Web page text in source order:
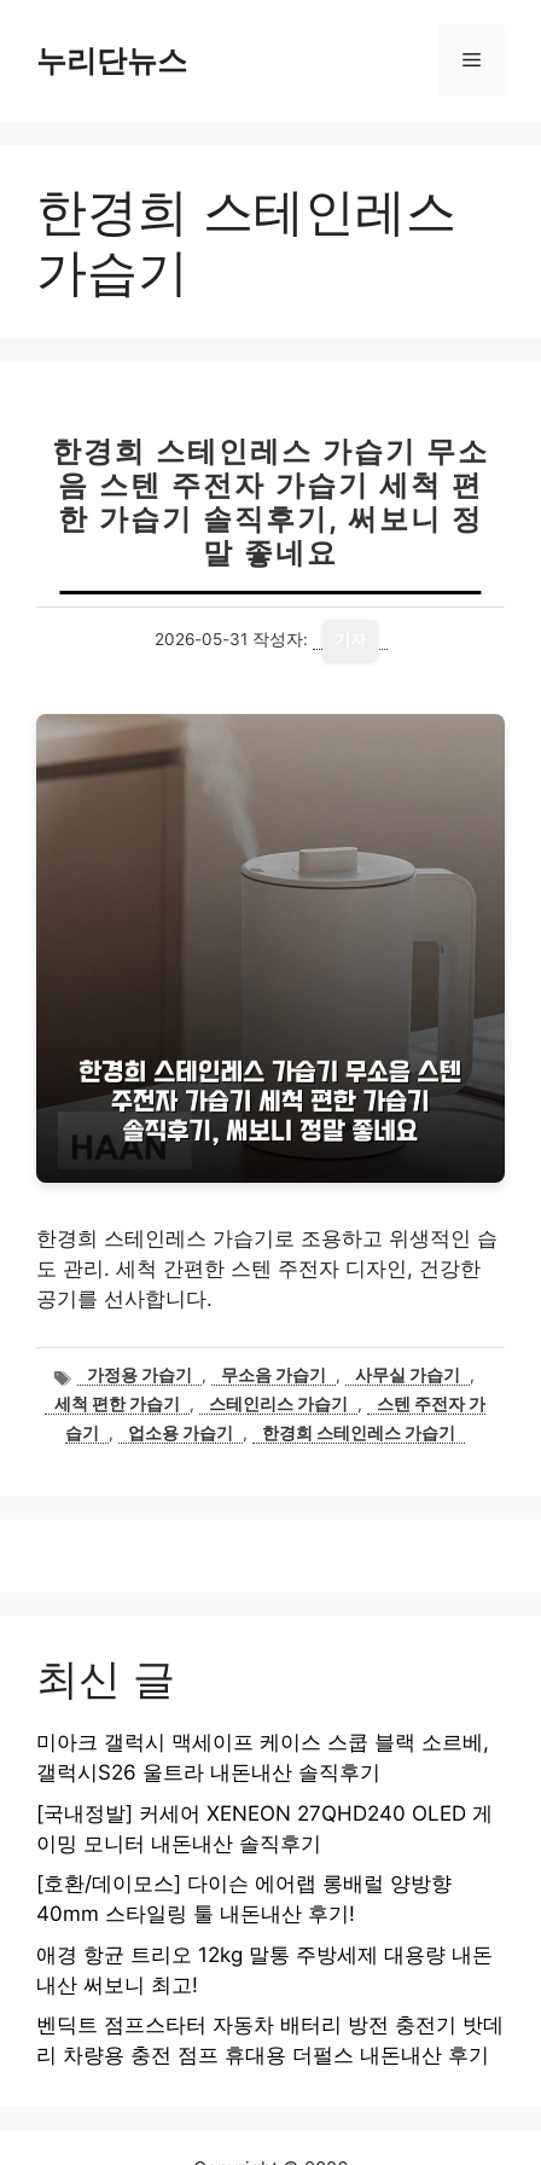
누리단뉴스 메
한경희 스테인레스
가습기
한경희 스테인레스 가습기 무소
음 스텐 주전자 가습기 세척 편
한 가습기 솔직후기, 써보니 정
말 좋네요
2026-05-31 작성자:
한경희 스테인레스 가습기로 조용하고 위생적인 습
도 관리. 세척 간편한 스텐 주전자 디자인, 건강한
공기를 선사합니다.
태
그
가정용 가습기 , 무소음 가습기 , 사무실 가습기
,
세척 편한 가습기
, 스테인리스 가습기 ,
스텐 주전자 가
습기
, 업소용 가습기 , 한경희 스테인레스 가습기
최신 글
미아크 갤럭시 맥세이프 케이스 스쿱 블랙 소르베,
갤럭시S26 울트라 내돈내산 솔직후기
[국내정발] 커세어 XENEON 27QHD240 OLED 게
이밍 모니터 내돈내산 솔직후기
[호환/데이모스] 다이슨 에어랩 롱배럴 양방향
40mm 스타일링 툴 내돈내산 후기!
애경 항균 트리오 12kg 말통 주방세제 대용량 내돈
내산 써보니 최고!
벤딕트 점프스타터 자동차 배터리 방전 충전기 밧데
리 차량용 충전 점프 휴대용 더펄스 내돈내산 후기